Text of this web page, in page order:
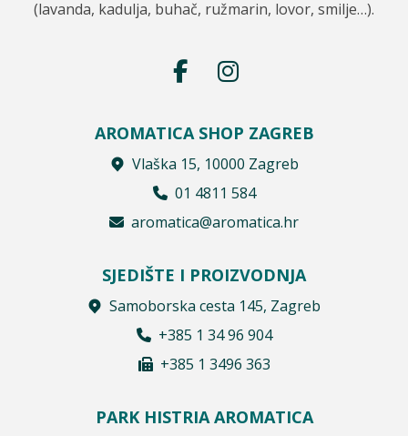
(lavanda, kadulja, buhač, ružmarin, lovor, smilje…).
AROMATICA SHOP ZAGREB
Vlaška 15, 10000 Zagreb
01 4811 584
aromatica@aromatica.hr
SJEDIŠTE I PROIZVODNJA
Samoborska cesta 145, Zagreb
+385 1 34 96 904
+385 1 3496 363
PARK HISTRIA AROMATICA